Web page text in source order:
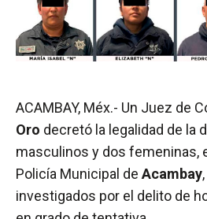
ACAMBAY, Méx.- Un Juez de
Oro decretó la legalidad de la
masculinos y dos femeninas,
Policía Municipal de Acambay
investigados por el delito de